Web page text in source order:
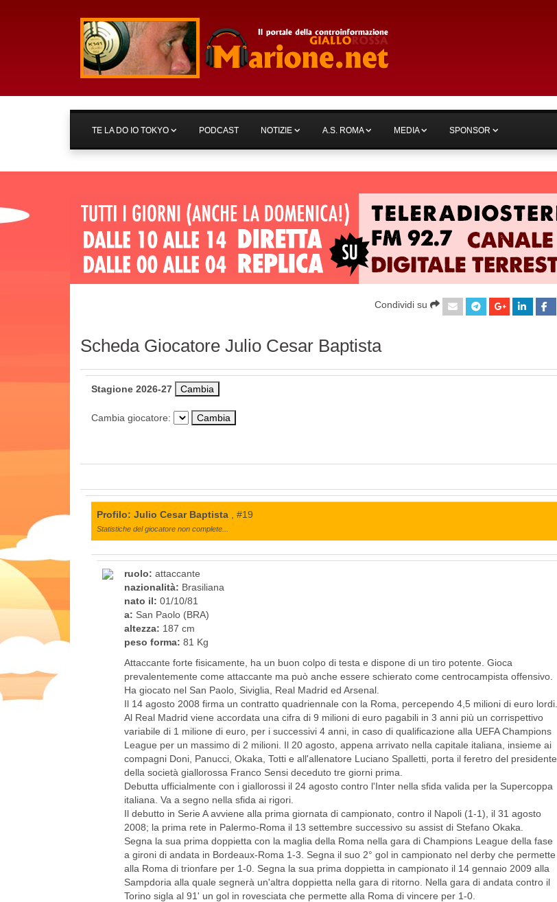
TE LA DO IO TOKYO PODCAST NOTIZIE A.S. ROMA MEDIA SPONSOR
Condividi su
Scheda Giocatore Julio Cesar Baptista
Stagione 2026-27
Cambia giocatore:
Profilo: Julio Cesar Baptista , #19
Statistiche del giocatore non complete...
ruolo: attaccante
nazionalità: Brasiliana
nato il: 01/10/81
a: San Paolo (BRA)
altezza: 187 cm
peso forma: 81 Kg
Attaccante forte fisicamente, ha un buon colpo di testa e dispone di un tiro potente. Gioca
prevalentemente come attaccante ma può anche essere schierato come centrocampista offensivo.
Ha giocato nel San Paolo, Siviglia, Real Madrid ed Arsenal.
Il 14 agosto 2008 firma un contratto quadriennale con la Roma, percependo 4,5 milioni di euro lordi.
Al Real Madrid viene accordata una cifra di 9 milioni di euro pagabili in 3 anni più un corrispettivo
variabile di 1 milione di euro, per i successivi 4 anni, in caso di qualificazione alla UEFA Champions
League per un massimo di 2 milioni. Il 20 agosto, appena arrivato nella capitale italiana, insieme ai
compagni Doni, Panucci, Okaka, Totti e all'allenatore Luciano Spalletti, porta il feretro del presidente
della società giallorossa Franco Sensi deceduto tre giorni prima.
Debutta ufficialmente con i giallorossi il 24 agosto contro l'Inter nella sfida valida per la Supercoppa
italiana. Va a segno nella sfida ai rigori.
Il debutto in Serie A avviene alla prima giornata di campionato, contro il Napoli (1-1), il 31 agosto
2008; la prima rete in Palermo-Roma il 13 settembre successivo su assist di Stefano Okaka.
Segna la sua prima doppietta con la maglia della Roma nella gara di Champions League della fase
a gironi di andata in Bordeaux-Roma 1-3. Segna il suo 2° gol in campionato nel derby che permette
alla Roma di trionfare per 1-0. Segna la sua prima doppietta in campionato il 14 gennaio 2009 alla
Sampdoria alla quale segnerà un'altra doppietta nella gara di ritorno. Nella gara di andata contro il
Torino sigla al 91' un gol in rovesciata che permette alla Roma di vincere per 1-0.